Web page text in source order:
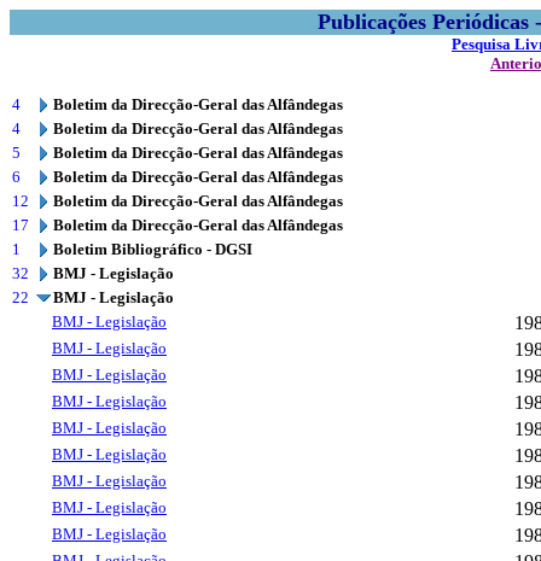
Publicações
Pesquisa
4
Boletim da Direcção-Geral das Alfândegas
4
Boletim da Direcção-Geral das Alfândegas
5
Boletim da Direcção-Geral das Alfândegas
6
Boletim da Direcção-Geral das Alfândegas
12
Boletim da Direcção-Geral das Alfândegas
17
Boletim da Direcção-Geral das Alfândegas
1
Boletim Bibliográfico - DGSI
32
BMJ - Legislação
22
BMJ - Legislação
BMJ - Legislação
BMJ - Legislação
BMJ - Legislação
BMJ - Legislação
BMJ - Legislação
BMJ - Legislação
BMJ - Legislação
BMJ - Legislação
BMJ - Legislação